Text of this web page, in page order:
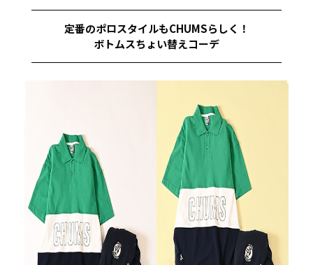
定番のポロスタイルもCHUMSらしく！
ボトムスちょい替えコーデ